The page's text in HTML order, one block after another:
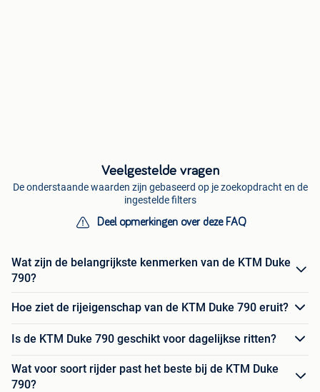
Veelgestelde vragen
De onderstaande waarden zijn gebaseerd op je zoekopdracht en de
ingestelde filters
Deel opmerkingen over deze FAQ
Wat zijn de belangrijkste kenmerken van de KTM Duke
790?
Hoe ziet de rijeigenschap van de KTM Duke 790 eruit?
Is de KTM Duke 790 geschikt voor dagelijkse ritten?
Wat voor soort rijder past het beste bij de KTM Duke
790?